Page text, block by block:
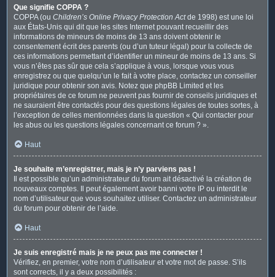
Que signifie COPPA ?
COPPA (ou Children’s Online Privacy Protection Actde 1998) est une loi
aux États-Unis qui dit que les sites Internet pouvant recueillir des
informations de mineurs de moins de 13 ans doivent obtenir le
consentement écrit des parents (ou d’un tuteur légal) pour la collecte de
ces informations permettant d’identifier un mineur de moins de 13 ans. Si
vous n’êtes pas sûr que cela s’applique à vous, lorsque vous vous
enregistrez ou que quelqu’un le fait à votre place, contactez un conseiller
juridique pour obtenir son avis. Notez que phpBB Limited et les
propriétaires de ce forum ne peuvent pas fournir de conseils juridiques et
ne sauraient être contactés pour des questions légales de toutes sortes, à
l’exception de celles mentionnées dans la question « Qui contacter pour
les abus ou les questions légales concernant ce forum ? ».
Haut
Je souhaite m’enregistrer, mais je n’y parviens pas !
Il est possible qu’un administrateur du forum ait désactivé la création de
nouveaux comptes. Il peut également avoir banni votre IP ou interdit le
nom d’utilisateur que vous souhaitez utiliser. Contactez un administrateur
du forum pour obtenir de l’aide.
Haut
Je suis enregistré mais je ne peux pas me connecter !
Vérifiez, en premier, votre nom d’utilisateur et votre mot de passe. S’ils
sont corrects, il y a deux possibilités :